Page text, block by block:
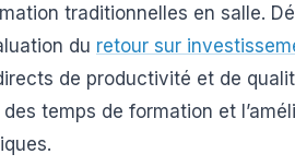
traditionnelles en salle.
du retour sur
de productivité et de
temps de formation et